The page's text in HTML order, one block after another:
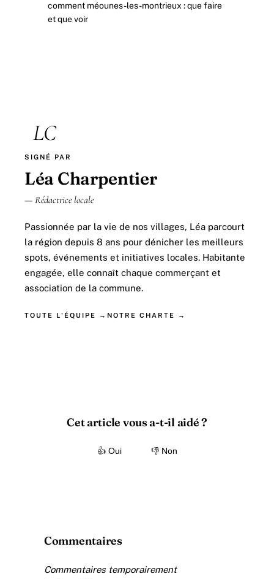
comment méounes-les-montrieux : que faire
et que voir
LC
SIGNÉ PAR
Léa Charpentier
— Rédactrice locale
Passionnée par la vie de nos villages, Léa parcourt
la région depuis 8 ans pour dénicher les meilleurs
spots, événements et initiatives locales. Habitante
engagée, elle connaît chaque commerçant et
association de la commune.
TOUTE L'ÉQUIPE → NOTRE CHARTE →
Cet article vous a-t-il aidé ?
👍 Oui 👎 Non
Commentaires
Commentaires temporairement